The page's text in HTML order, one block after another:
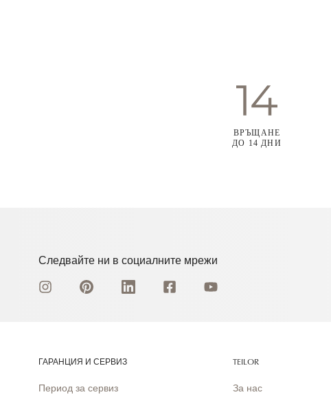
ВРЪЩАНЕ
ДО 14 ДНИ
Следвайте ни в социалните мрежи
ГАРАНЦИЯ И СЕРВИЗ
Период за сервиз
TEILOR
За нас